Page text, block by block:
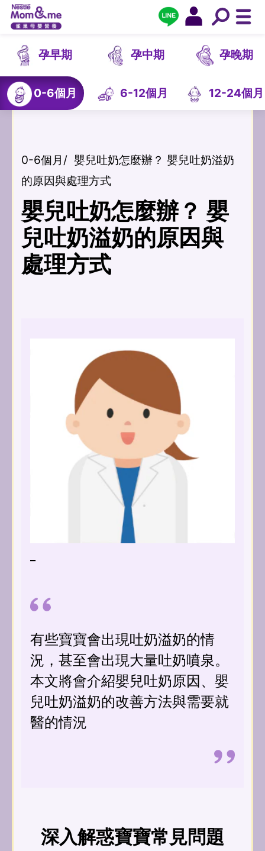
孕早期 孕中期 孕晚期
0-6個月 6-12個月 12-24個月
0-6個月 / 嬰兒吐奶怎麼辦？ 嬰兒吐奶溢奶
的原因與處理方式
嬰兒吐奶怎麼辦？ 嬰
兒吐奶溢奶的原因與
處理方式
有些寶寶會出現吐奶溢奶的情
況，甚至會出現大量吐奶噴泉。
本文將會介紹嬰兒吐奶原因、嬰
兒吐奶溢奶的改善方法與需要就
醫的情況
深入解惑寶寶常見問題